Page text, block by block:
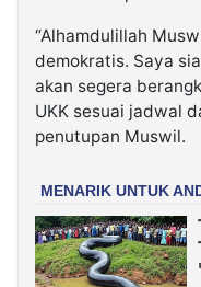
“Alhamdulillah
demokratis. Saya
akan segera
UKK sesuai jadwal
penutupan Muswil.